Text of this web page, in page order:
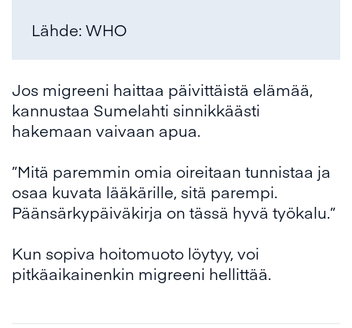
Lähde: WHO
Jos migreeni haittaa päivittäistä elämää,
kannustaa Sumelahti sinnikkäästi
hakemaan vaivaan apua.
”Mitä paremmin omia oireitaan tunnistaa ja
osaa kuvata lääkärille, sitä parempi.
Päänsärkypäiväkirja on tässä hyvä työkalu.”
Kun sopiva hoitomuoto löytyy, voi
pitkäaikainenkin migreeni hellittää.